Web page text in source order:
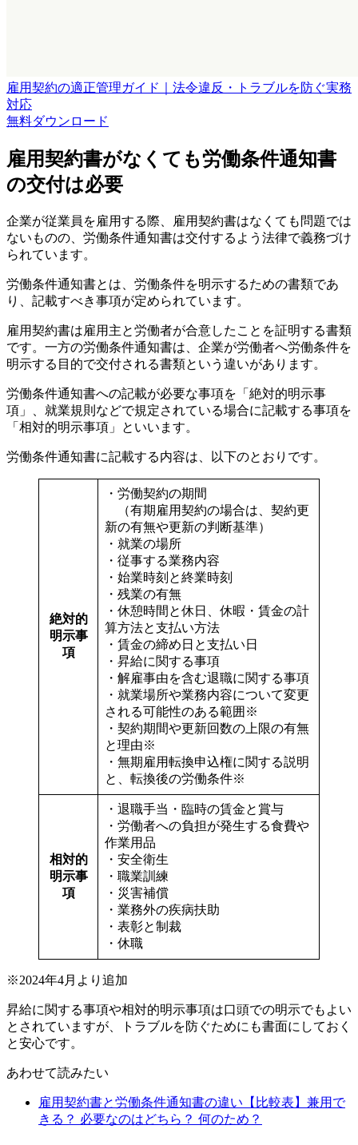
雇用契約の適正管理ガイド｜法令違反・トラブルを防ぐ実務
対応
無料ダウンロード
雇用契約書がなくても労働条件通知書
の交付は必要
企業が従業員を雇用する際、雇用契約書はなくても問題では
ないものの、労働条件通知書は交付するよう法律で義務づけ
られています。
労働条件通知書とは、労働条件を明示するための書類であ
り、記載すべき事項が定められています。
雇用契約書は雇用主と労働者が合意したことを証明する書類
です。一方の労働条件通知書は、企業が労働者へ労働条件を
明示する目的で交付される書類という違いがあります。
労働条件通知書への記載が必要な事項を「絶対的明示事
項」、就業規則などで規定されている場合に記載する事項を
「相対的明示事項」といいます。
労働条件通知書に記載する内容は、以下のとおりです。
絶対的
明示事
項
・労働契約の期間
（有期雇用契約の場合は、契約更
新の有無や更新の判断基準）
・就業の場所
・従事する業務内容
・始業時刻と終業時刻
・残業の有無
・休憩時間と休日、休暇・賃金の計
算方法と支払い方法
・賃金の締め日と支払い日
・昇給に関する事項
・解雇事由を含む退職に関する事項
・就業場所や業務内容について変更
される可能性のある範囲※
・契約期間や更新回数の上限の有無
と理由※
・無期雇用転換申込権に関する説明
と、転換後の労働条件※
相対的
明示事
項
・退職手当・臨時の賃金と賞与
・労働者への負担が発生する食費や
作業用品
・安全衛生
・職業訓練
・災害補償
・業務外の疾病扶助
・表彰と制裁
・休職
※2024年4月より追加
昇給に関する事項や相対的明示事項は口頭での明示でもよい
とされていますが、トラブルを防ぐためにも書面にしておく
と安心です。
あわせて読みたい
雇用契約書と労働条件通知書の違い【比較表】兼用で
きる？ 必要なのはどちら？ 何のため？